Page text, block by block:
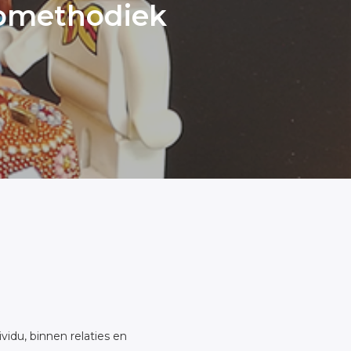
binnen relaties en